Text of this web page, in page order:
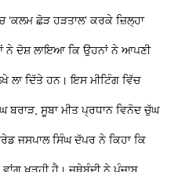
‘ਕਲਮ ਛੋੜ ਹੜਤਾਲ’ ਕਰਕੇ ਜ਼ਿਲ੍ਹਾ
ਨੇ ਦੋਸ਼ ਲਾਇਆ ਕਿ ਉਹਨਾਂ ਨੇ ਆਪਣੀ
ਲਾ ਦਿੱਤੇ ਹਨ।ਇਸ ਮੀਟਿੰਗ ਵਿੱਚ
ਬਰਾੜ, ਸੂਬਾ ਮੀਤ ਪ੍ਰਧਾਨ ਵਿਨੋਦ ਚੁੱਘ
ਜਸਪਾਲ ਸਿੰਘ ਦੱਪਰ ਨੇ ਕਿਹਾ ਕਿ